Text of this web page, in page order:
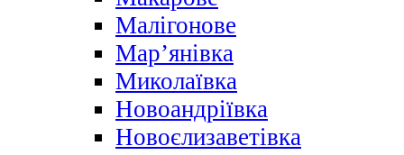
Малігонове
Мар’янівка
Миколаївка
Новоандріївка
Новоєлизаветівка